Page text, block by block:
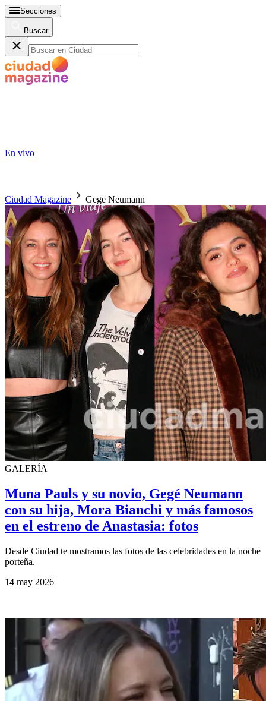
Secciones
Buscar
En vivo
Ciudad Magazine Gege Neumann
GALERÍA
Muna Pauls y su novio, Gegé Neumann
con su hija, Mora Bianchi y más famosos
en el estreno de Anastasia: fotos
Desde Ciudad te mostramos las fotos de las celebridades en la noche
porteña.
14 may 2026